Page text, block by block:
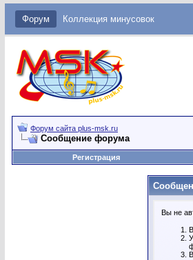
Форум Коллекция минусовок
Форум сайта plus-msk.ru
Сообщение форума
Регистрация
Вы не